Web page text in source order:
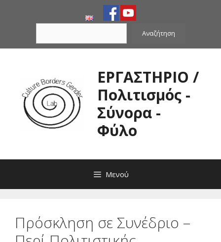
Αναζήτηση
ΕΡΓΑΣΤΗΡΙΟ /
Πολιτισμός -
Σύνορα -
Φύλο
Μενού
Πρόσκληση σε Συνέδριο –